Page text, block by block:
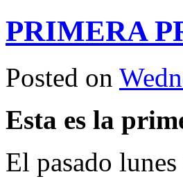
PRIMERA
Posted on
Esta es la
El pasado